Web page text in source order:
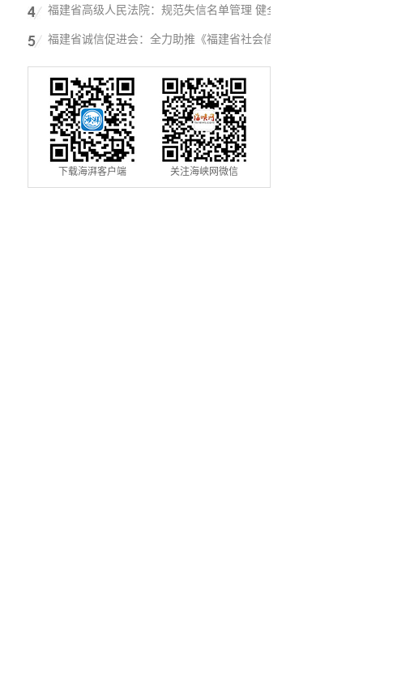
统赋能实体经济
福建省高级人民法院：规范失信名单管理 健全
信用修复机制
福建省诚信促进会：全力助推《福建省社会信
用条例》落地见效
下载海湃客户端 关注海峡网微信